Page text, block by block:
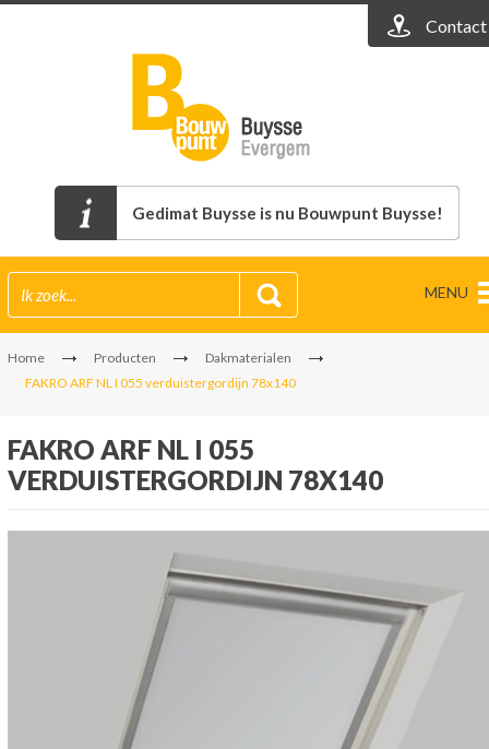
Contact
Gedimat Buysse is nu Bouwpunt Buysse!
MENU
Home Producten
Dakmaterialen
FAKRO ARF NL I 055 verduistergordijn 78x140
FAKRO ARF NL I 055
VERDUISTERGORDIJN 78X140